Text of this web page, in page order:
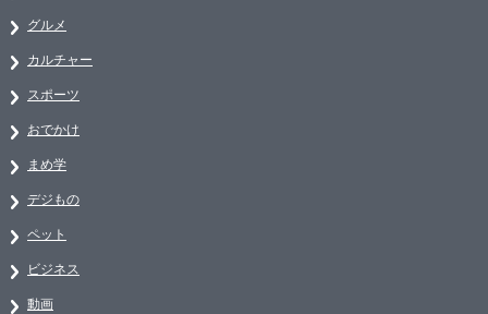
グルメ
カルチャー
スポーツ
おでかけ
まめ学
デジもの
ペット
ビジネス
動画